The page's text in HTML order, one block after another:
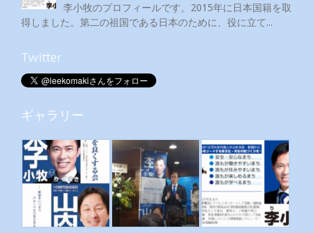
李小牧のプロフィールです。2015年に日本国籍を取
得しました。第二の祖国である日本のために、役に立て...
Twitter
ギャラリー